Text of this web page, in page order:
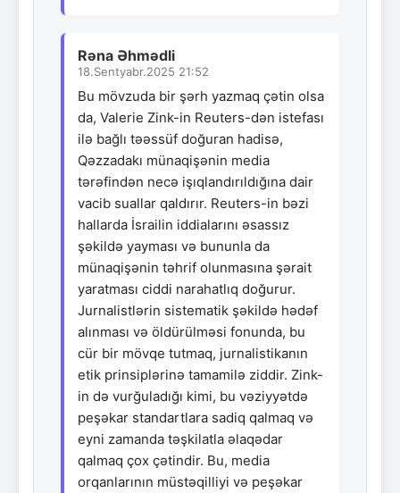
Rəna Əhmədli
18.Sentyabr.2025 21:52
Bu mövzuda bir şərh yazmaq çətin olsa
da, Valerie Zink-in Reuters-dən istefası
ilə bağlı təəssüf doğuran hadisə,
Qəzzadakı münaqişənin media
tərəfindən necə işıqlandırıldığına dair
vacib suallar qaldırır. Reuters-in bəzi
hallarda İsrailin iddialarını əsassız
şəkildə yayması və bununla da
münaqişənin təhrif olunmasına şərait
yaratması ciddi narahatlıq doğurur.
Jurnalistlərin sistematik şəkildə hədəf
alınması və öldürülməsi fonunda, bu
cür bir mövqe tutmaq, jurnalistikanın
etik prinsiplərinə tamamilə ziddir. Zink-
in də vurğuladığı kimi, bu vəziyyətdə
peşəkar standartlara sadiq qalmaq və
eyni zamanda təşkilatla əlaqədar
qalmaq çox çətindir. Bu, media
orqanlarının müstəqilliyi və peşəkar